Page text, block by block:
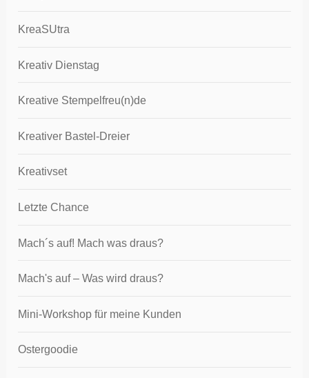
KreaSUtra
Kreativ Dienstag
Kreative Stempelfreu(n)de
Kreativer Bastel-Dreier
Kreativset
Letzte Chance
Mach´s auf! Mach was draus?
Mach's auf – Was wird draus?
Mini-Workshop für meine Kunden
Ostergoodie